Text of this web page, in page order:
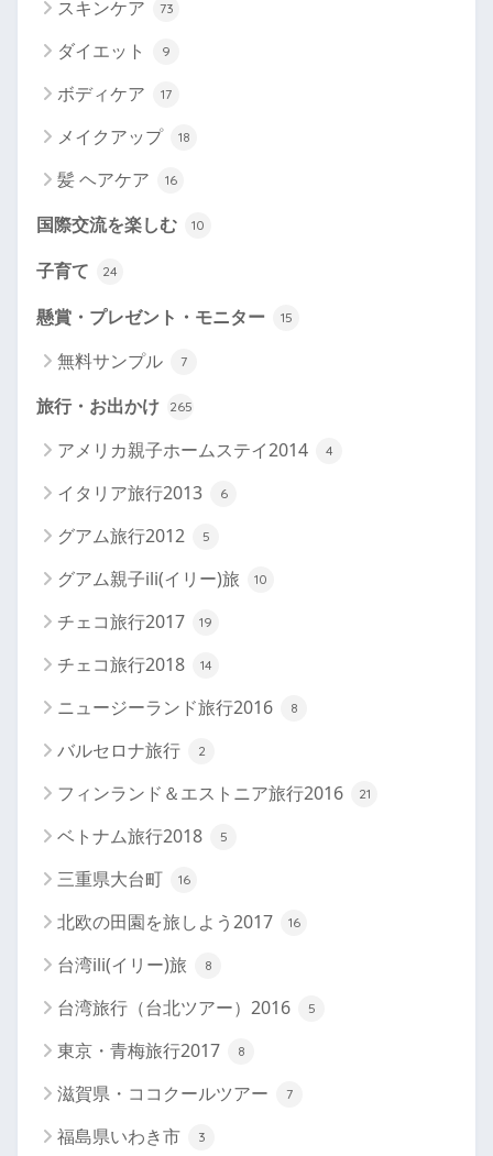
スキンケア 73
ダイエット 9
ボディケア 17
メイクアップ 18
髪 ヘアケア 16
国際交流を楽しむ 10
子育て 24
懸賞・プレゼント・モニター 15
無料サンプル 7
旅行・お出かけ 265
アメリカ親子ホームステイ2014 4
イタリア旅行2013 6
グアム旅行2012 5
グアム親子ili(イリー)旅 10
チェコ旅行2017 19
チェコ旅行2018 14
ニュージーランド旅行2016 8
バルセロナ旅行 2
フィンランド＆エストニア旅行2016 21
ベトナム旅行2018 5
三重県大台町 16
北欧の田園を旅しよう2017 16
台湾ili(イリー)旅 8
台湾旅行（台北ツアー）2016 5
東京・青梅旅行2017 8
滋賀県・ココクールツアー 7
福島県いわき市 3